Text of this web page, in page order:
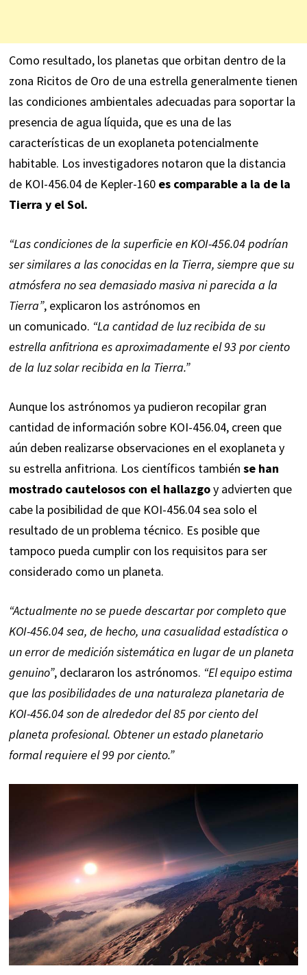
Como resultado, los planetas que orbitan dentro de la
zona Ricitos de Oro de una estrella generalmente tienen
las condiciones ambientales adecuadas para soportar la
presencia de agua líquida, que es una de las
características de un exoplaneta potencialmente
habitable. Los investigadores notaron que la distancia
de KOI-456.04 de Kepler-160 es comparable a la de la
Tierra y el Sol.
“Las condiciones de la superficie en KOI-456.04 podrían
ser similares a las conocidas en la Tierra, siempre que su
atmósfera no sea demasiado masiva ni parecida a la
Tierra”, explicaron los astrónomos en
un comunicado. “La cantidad de luz recibida de su
estrella anfitriona es aproximadamente el 93 por ciento
de la luz solar recibida en la Tierra.”
Aunque los astrónomos ya pudieron recopilar gran
cantidad de información sobre KOI-456.04, creen que
aún deben realizarse observaciones en el exoplaneta y
su estrella anfitriona. Los científicos también se han
mostrado cautelosos con el hallazgoy advierten que
cabe la posibilidad de que KOI-456.04 sea solo el
resultado de un problema técnico. Es posible que
tampoco pueda cumplir con los requisitos para ser
considerado como un planeta.
“Actualmente no se puede descartar por completo que
KOI-456.04 sea, de hecho, una casualidad estadística o
un error de medición sistemática en lugar de un planeta
genuino”, declararon los astrónomos. “El equipo estima
que las posibilidades de una naturaleza planetaria de
KOI-456.04 son de alrededor del 85 por ciento del
planeta profesional. Obtener un estado planetario
formal requiere el 99 por ciento.”